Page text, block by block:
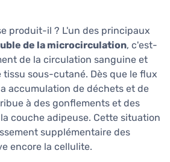
produit-il ? L'un des principaux
de la microcirculation, c'est-
de la circulation sanguine et
tissu sous-cutané. Dès que le flux
accumulation de déchets et de
à des gonflements et des
couche adipeuse. Cette situation
supplémentaire des
encore la cellulite.